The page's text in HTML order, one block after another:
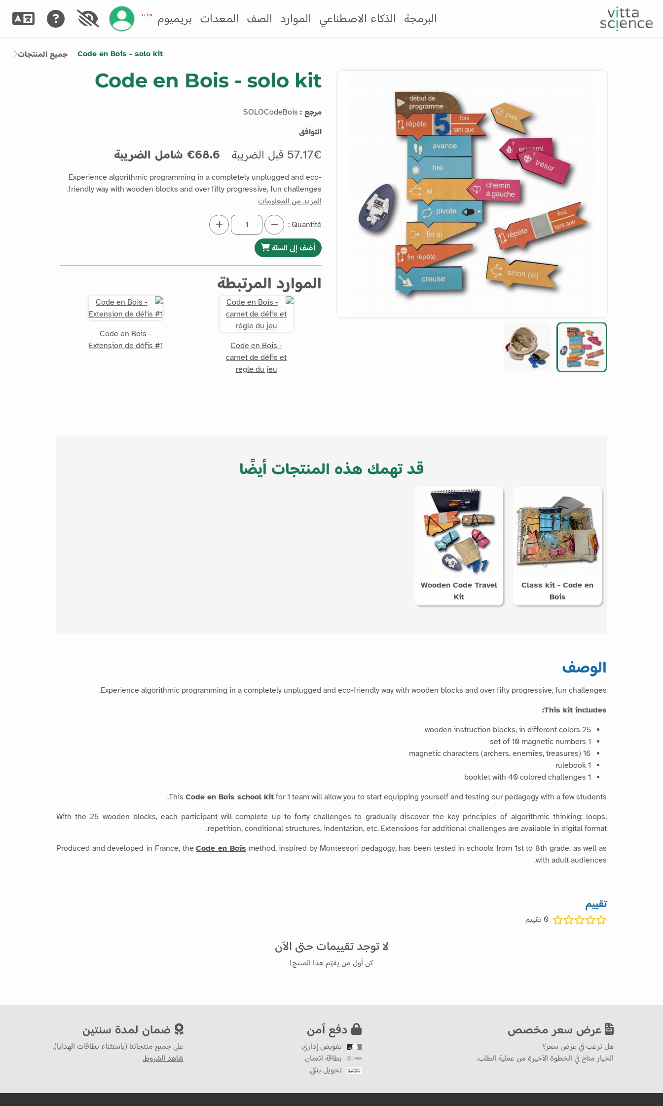
البرمجة الذكاء الاصطناعي الموارد الصف المعدات بريميوم جديد إدارة حسابك
جميع المنتجات Code en Bois - solo kit
Code en Bois - solo kit
مرجع :
التوافق
57.17€ قبل الضريبة 68.6€ شامل الضريبة
Experience algorithmic programming in a completely unplugged and eco-
friendly way with wooden blocks and over fifty progressive, fun challenges.
المزيد من المعلومات
Quantité :
أضف إلى السلة
الموارد المرتبطة
Code en Bois -
carnet de défis et
règle du jeu
Code en Bois -
Extension de défis #1
قد تهمك هذه المنتجات أيضًا
Class kit - Code en
Bois
Wooden Code Travel
Kit
الوصف
Experience algorithmic programming in a completely unplugged and eco-friendly way with wooden blocks and over fifty progressive, fun challenges.
This kit includes:
25 wooden instruction blocks, in different colors
1 set of 10 magnetic numbers
16 magnetic characters (archers, enemies, treasures)
1 rulebook
1 booklet with 40 colored challenges
This Code en Bois school kit for 1 team will allow you to start equipping yourself and testing our pedagogy with a few students.
With the 25 wooden blocks, each participant will complete up to forty challenges to gradually discover the key principles of algorithmic thinking: loops,
repetition, conditional structures, indentation, etc. Extensions for additional challenges are available in digital format.
Produced and developed in France, theCode en Bois method, inspired by Montessori pedagogy, has been tested in schools from 1st to 8th grade, as well as
with adult audiences.
تقييم
0 تقييم
لا توجد تقييمات حتى الآن
كن أول من يقيّم هذا المنتج!
عرض سعر مخصص
هل ترغب في عرض سعر؟
الخيار متاح في الخطوة الأخيرة من عملية الطلب.
دفع آمن
تفويض إداري
بطاقة ائتمان
تحويل بنكي
ضمان لمدة سنتين
على جميع منتجاتنا (باستثناء بطاقات الهدايا).
شاهد الشروط.